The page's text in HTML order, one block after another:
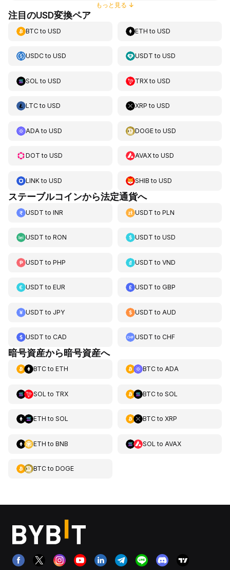
もっと見る ↓
注目のUSD変換ペア
BTCto USD ETH toUSD
USDCto USD USDT toUSD
SOL to USD TRXtoUSD
LTCto USD XRP toUSD
ADA to USD DOGEtoUSD
DOT to USD AVAXtoUSD
LINKto USD SHIB toUSD
ステーブルコインから法定通貨へ
USDT to INR USDT toPLN
USDT to RON USDT toUSD
USDT to PHP USDT toVND
USDT to EUR USDT toGBP
USDT to JPY USDT to AUD
USDT to CAD USDT toCHF
暗号資産から暗号資産へ
BTCto ETH BTCto ADA
SOL to TRX BTCto SOL
ETH to SOL BTCto XRP
ETH to BNB SOL to AVAX
BTCto DOGE